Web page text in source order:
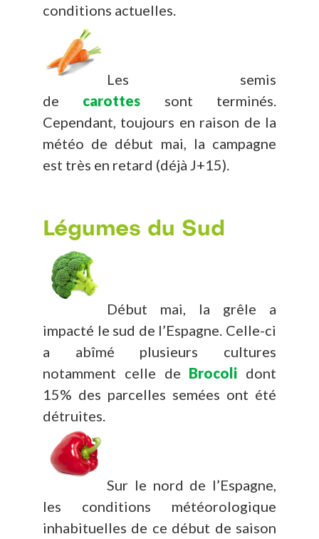
conditions actuelles.
Les semis
de carottes sont terminés.
Cependant, toujours en raison de la
météo de début mai, la campagne
est très en retard (déjà J+15).
Légumes du Sud
Début mai, la grêle a
impacté le sud de l’Espagne. Celle-ci
a abîmé plusieurs cultures
notamment celle de Brocoli dont
15% des parcelles semées ont été
détruites.
Sur le nord de l’Espagne,
les conditions météorologique
inhabituelles de ce début de saison